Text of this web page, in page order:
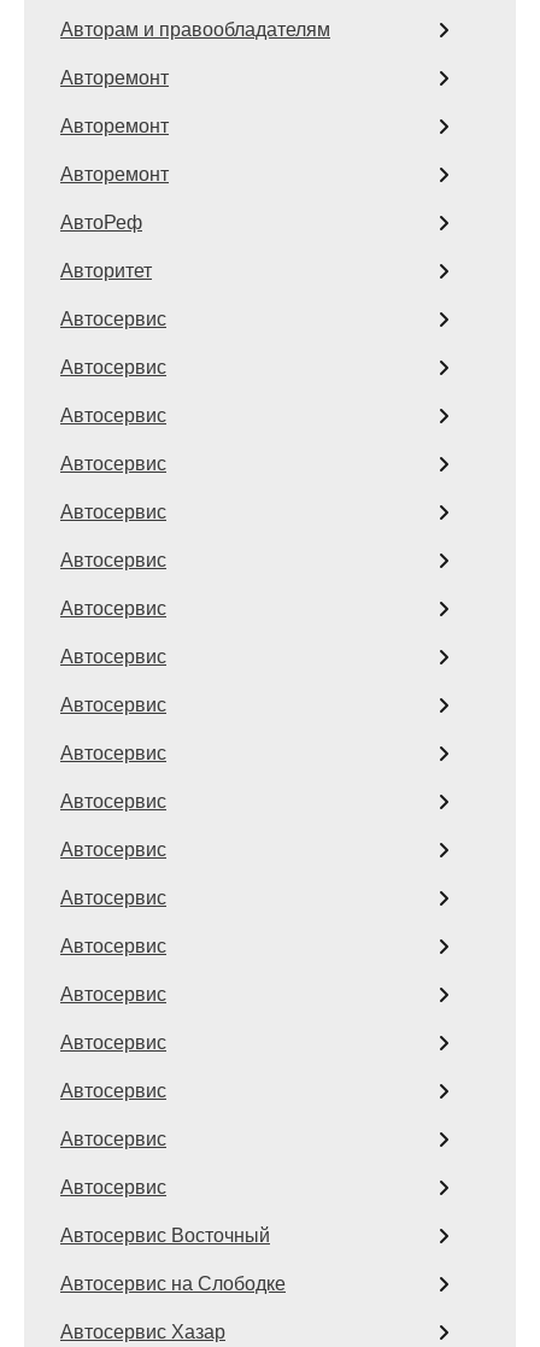
Авторам и правообладателям
Авторемонт
Авторемонт
Авторемонт
АвтоРеф
Авторитет
Автосервис
Автосервис
Автосервис
Автосервис
Автосервис
Автосервис
Автосервис
Автосервис
Автосервис
Автосервис
Автосервис
Автосервис
Автосервис
Автосервис
Автосервис
Автосервис
Автосервис
Автосервис
Автосервис
Автосервис Восточный
Автосервис на Слободке
Автосервис Хазар